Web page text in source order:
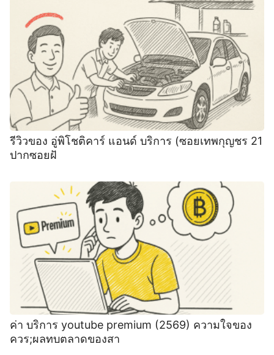
รีวิวของ อู่พิโชติคาร์ แอนด์ บริการ (ซอยเทพกุญชร 21
ปากซอยฝั
ค่า บริการ youtube premium (2569) ความใจของ
ควร;ผลทบตลาดของสา